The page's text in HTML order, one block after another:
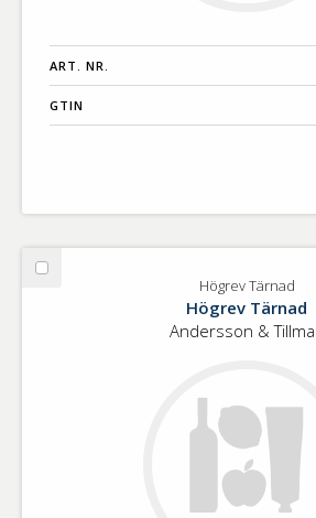
ART. NR.
GTIN
Välj
Högrev Tärnad
Högrev Tärnad
Andersson &